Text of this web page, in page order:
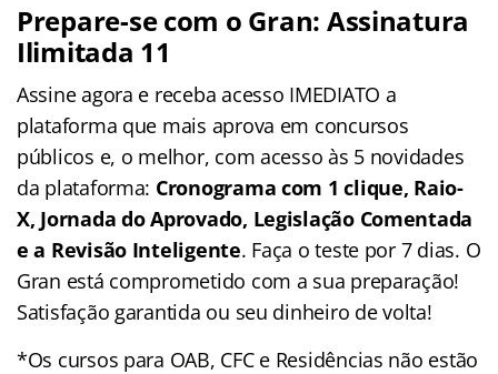
Prepare-se com o Gran: Assinatura
Ilimitada 11
Assine agora e receba acesso IMEDIATO a
plataforma que mais aprova em concursos
públicos e, o melhor, com acesso às 5 novidades
da plataforma: Cronograma com 1 clique, Raio-
X, Jornada do Aprovado, Legislação Comentada
e a Revisão Inteligente. Faça o teste por 7 dias. O
Gran está comprometido com a sua preparação!
Satisfação garantida ou seu dinheiro de volta!
*Os cursos para OAB, CFC e Residências não estão